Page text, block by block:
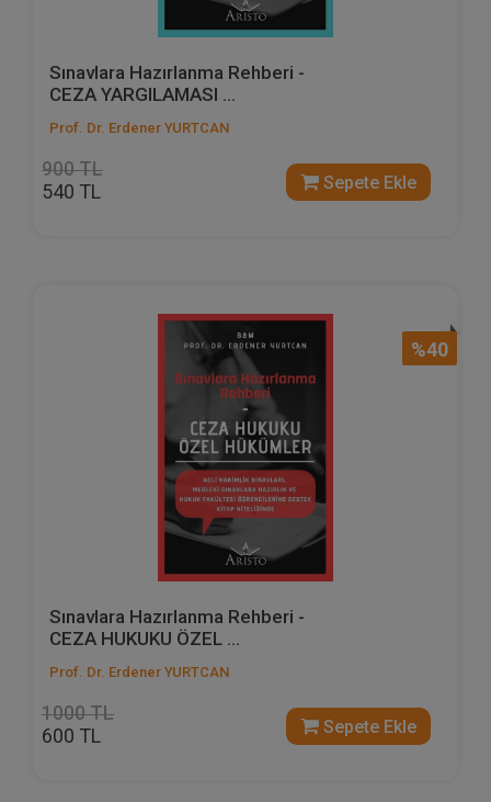
Sınavlara Hazırlanma Rehberi -
CEZA YARGILAMASI ...
Prof. Dr. Erdener YURTCAN
900 TL
540 TL Sepete Ekle
%40
Sınavlara Hazırlanma Rehberi -
CEZA HUKUKU ÖZEL ...
Prof. Dr. Erdener YURTCAN
1000 TL
600 TL Sepete Ekle